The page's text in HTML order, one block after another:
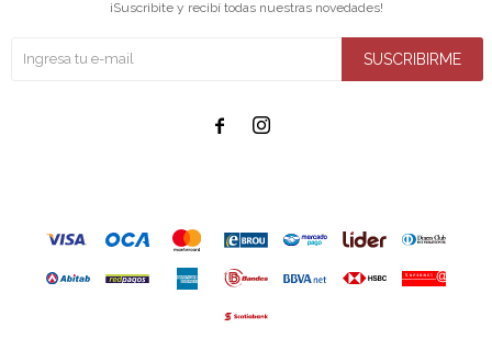
¡Suscribite y recibí todas nuestras novedades!
SUSCRIBIRME
 